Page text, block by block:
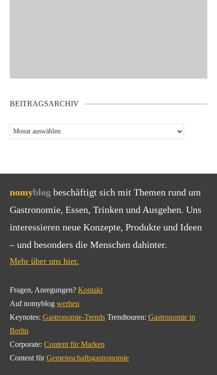
BEITRAGSARCHIV
nomyblog beschäftigt sich mit Themen rund um
Gastronomie, Essen, Trinken und Ausgehen. Uns
interessieren neue Konzepte, Produkte und Ideen
– und besonders die Menschen dahinter.
Mehr über uns hier.
Fragen, Anregungen? Kontakt
Auf nomyblog werben
Keynotes: Gastronomie-Trends Trendtouren: Gastronomie in
Berlin
Corporate: Content für Marken
Content fürGemeinschaftsgastronomie